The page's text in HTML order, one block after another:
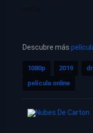
Descubre más
1080p 2019
película online